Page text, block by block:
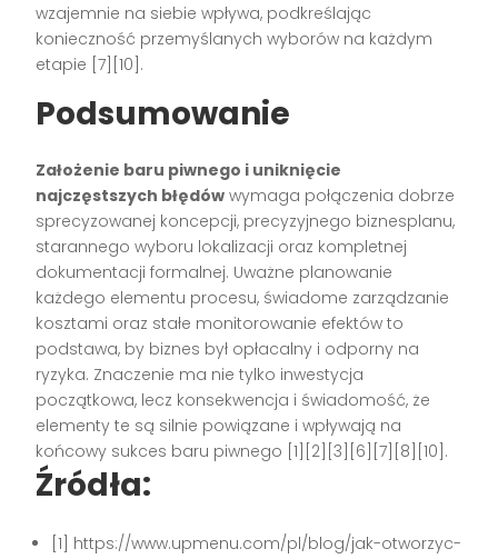
wzajemnie na siebie wpływa, podkreślając
konieczność przemyślanych wyborów na każdym
etapie [7][10] .
Podsumowanie
Założenie baru piwnego i uniknięcie
najczęstszych błędów wymaga połączenia dobrze
sprecyzowanej koncepcji, precyzyjnego biznesplanu,
starannego wyboru lokalizacji oraz kompletnej
dokumentacji formalnej. Uważne planowanie
każdego elementu procesu, świadome zarządzanie
kosztami oraz stałe monitorowanie efektów to
podstawa, by biznes był opłacalny i odporny na
ryzyka. Znaczenie ma nie tylko inwestycja
początkowa, lecz konsekwencja i świadomość, że
elementy te są silnie powiązane i wpływają na
końcowy sukces baru piwnego [1][2][3][6][7][8][10] .
Źródła:
[1] https://www.upmenu.com/pl/blog/jak-otworzyc-